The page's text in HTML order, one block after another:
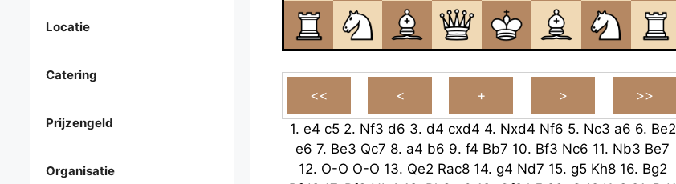
1. e4 c5 2. Nf3 d6 3. d4 cxd4 4. Nxd4 Nf6 5. Nc3 a6 6. Be2
e6 7. Be3 Qc7 8. a4 b6 9. f4 Bb7 10. Bf3 Nc6 11. Nb3 Be7
12. O-O O-O 13. Qe2 Rac8 14. g4 Nd7 15. g5 Kh8 16. Bg2
Locatie
Catering
Prijzengeld
Organisatie